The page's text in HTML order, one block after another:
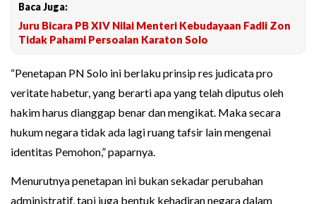
Baca Juga:
Juru Bicara PB XIV Nilai Menteri Kebudayaan Fadli Zon
Tidak Pahami Persoalan Karaton Solo
“Penetapan PN Solo ini berlaku prinsip res judicata pro
veritate habetur, yang berarti apa yang telah diputus oleh
hakim harus dianggap benar dan mengikat. Maka secara
hukum negara tidak ada lagi ruang tafsir lain mengenai
identitas Pemohon,” paparnya.
Menurutnya penetapan ini bukan sekadar perubahan
administratif, tapi juga bentuk kehadiran negara dalam